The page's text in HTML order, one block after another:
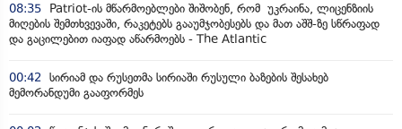
08:35
Patriot-ის მწარმოებლები შიშობენ, რომ უკრაინა, ლიცენზიის
მიღების შემთხვევაში, რაკეტებს გააუმჯობესებს და მათ აშშ-ზე სწრაფად
და გაცილებით იაფად აწარმოებს - The Atlantic
00:42
სირიამ და რუსეთმა სირიაში რუსული ბაზების შესახებ
მემორანდუმი გააფორმეს